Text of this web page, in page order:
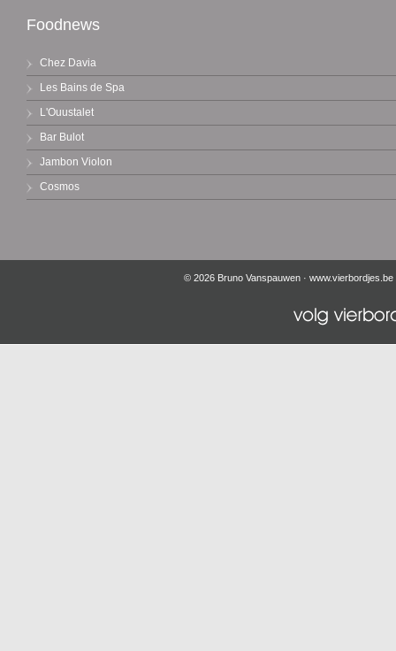
Foodnews
Chez Davia
Les Bains de Spa
L'Ouustalet
Bar Bulot
Jambon Violon
Cosmos
© 2026 Bruno Vanspauwen · www.vierbordjes.be